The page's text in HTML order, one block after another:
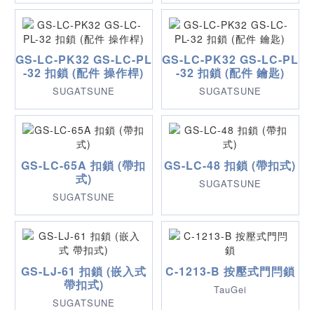
GS-LC-PK32 GS-LC-PL
-32 扣鎖 (配件 操作桿)
SUGATSUNE
GS-LC-PK32 GS-LC-PL
-32 扣鎖 (配件 鑰匙)
SUGATSUNE
GS-LC-65A 扣鎖 (帶扣
式)
SUGATSUNE
GS-LC-48 扣鎖 (帶扣式)
SUGATSUNE
GS-LJ-61 扣鎖 (嵌入式
帶扣式)
SUGATSUNE
C-1213-B 按壓式門閂鎖
TauGei